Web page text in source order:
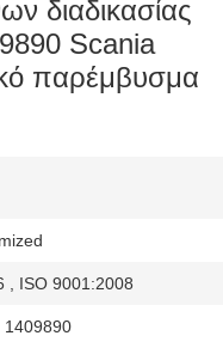
διαδικασίας
Scania
παρέμβυσμα
, ISO 9001:2008
1409890